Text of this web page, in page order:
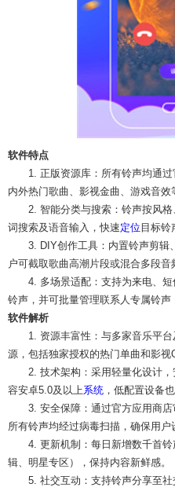
软件特点
1. 正版资源库：所有铃声均通
内外热门歌曲、影视金曲、游戏音效
2. 智能分类与搜索：铃声按风
词搜索及语音输入，快速定位 目标铃
3. DIY创作工具：内置铃声剪辑
户可截取歌曲高潮片段或混合多段音
4. 多场景适配：支持为来电、短
铃声，并可批量管理联系人专属铃声
软件解析
1. 资源丰富性：与多家音乐平
源，包括独家授权的热门单曲和影视
2. 技术架构：采用轻量化设计
容安卓5.0及以上系统 ，低配置设备
3. 安全保障：通过官方应用商
所有铃声均经过病毒扫描，确保用户
4. 更新机制：每日新增数千首
辑、明星专区），保持内容新鲜感。
5. 社交互动：支持铃声分享至